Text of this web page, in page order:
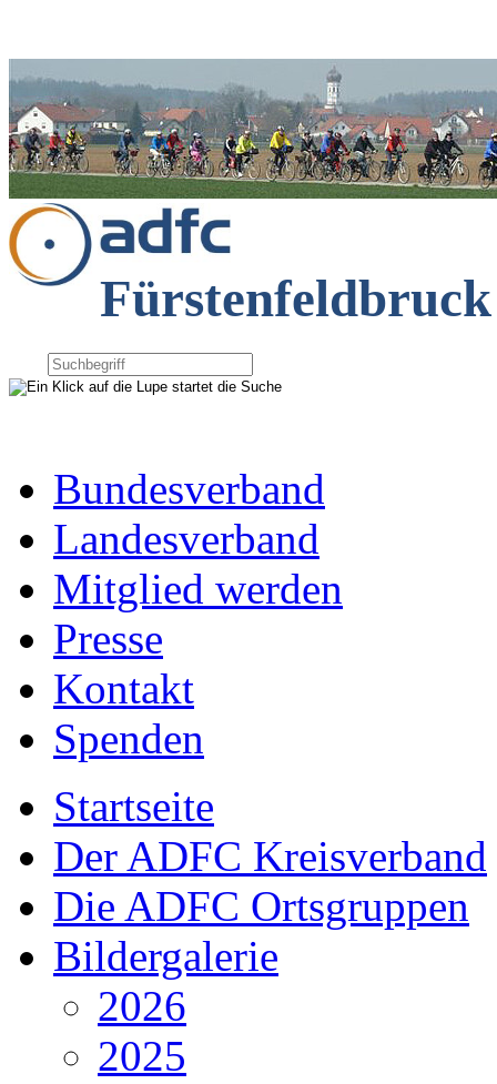
Fürstenfeldbruck
Bundesverband
Landesverband
Mitglied werden
Presse
Kontakt
Spenden
Startseite
Der ADFC Kreisverband
Die ADFC Ortsgruppen
Bildergalerie
2026
2025